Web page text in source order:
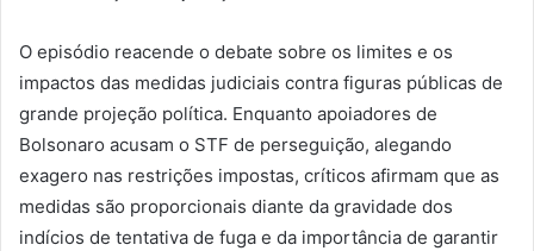
O episódio reacende o debate sobre os limites e os
impactos das medidas judiciais contra figuras públicas de
grande projeção política. Enquanto apoiadores de
Bolsonaro acusam o STF de perseguição, alegando
exagero nas restrições impostas, críticos afirmam que as
medidas são proporcionais diante da gravidade dos
indícios de tentativa de fuga e da importância de garantir